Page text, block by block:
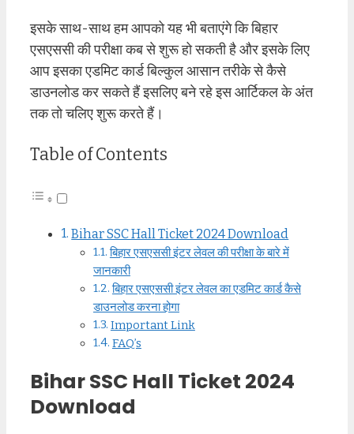
इसके साथ-साथ हम आपको यह भी बताएंगे कि बिहार
एसएससी की परीक्षा कब से शुरू हो सकती है और इसके लिए
आप इसका एडमिट कार्ड बिल्कुल आसान तरीके से कैसे
डाउनलोड कर सकते हैं इसलिए बने रहे इस आर्टिकल के अंत
तक तो चलिए शुरू करते हैं।
Table of Contents
Bihar SSC Hall Ticket 2024 Download
बिहार एसएससी इंटर लेवल की परीक्षा के बारे में
जानकारी
बिहार एसएससी इंटर लेवल का एडमिट कार्ड कैसे
डाउनलोड करना होगा
Important Link
FAQ’s
Bihar SSC Hall Ticket 2024
Download